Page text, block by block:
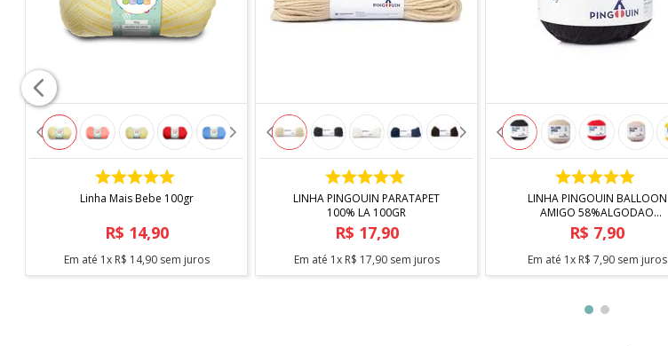
COMPRAR
Linha Mais Bebe 100gr
R$ 14,90
Em até 1x R$ 14,90sem juros
COMPRAR
LINHA PINGOUIN PARATAPET
100% LA 100GR
R$ 17,90
Em até 1x R$ 17,90sem juros
COMPRAR
LINHA PINGOUIN BALLOON
AMIGO 58%ALGODAO
42%ACRILICO 50GR
R$ 7,90
Em até 1x R$ 7,90sem juros